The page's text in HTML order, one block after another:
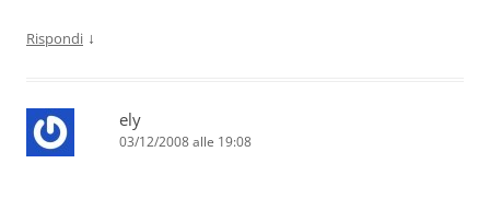
Rispondi ↓
ely
03/12/2008 alle 19:08